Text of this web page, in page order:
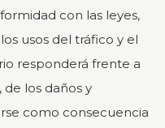
con las leyes,
usos del tráfico y el
responderá frente a
de los daños y
como consecuencia